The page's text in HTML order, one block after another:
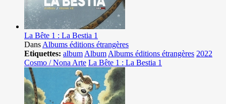
La Bête 1 : La Bestia 1
Dans Albums éditions étrangères
Etiquettes: album Album Albums éditions étrangères 2022
Cosmo / Nona Arte La Bête 1 : La Bestia 1